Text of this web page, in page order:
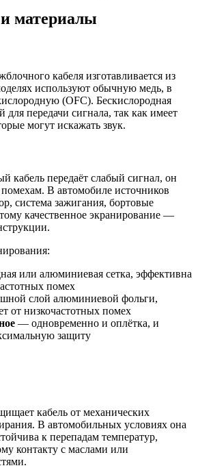
материалы
кабеля изготавливается из
используют обычную медь, в
(OFC). Бескислородная
для передачи сигнала, так как имеет
могут искажать звук.
кабель передаёт слабый сигнал, он
помехам. В автомобиле источников
система зажигания, бортовые
качественное экранирование —
или алюминиевая сетка, эффективна
помех
слой алюминиевой фольги,
от низкочастотных помех
— одновременно и оплётка, и
защиту
кабель от механических
В автомобильных условиях она
к перепадам температур,
контакту с маслами или